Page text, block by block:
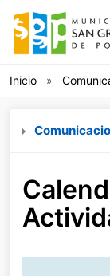
Inicio